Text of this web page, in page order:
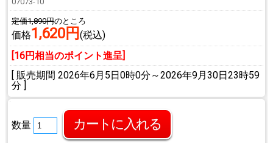
定価1,890円のところ
価格1,620円 (税込)
[16円相当のポイント進呈]
[ 販売期間 2026年6月5日0時0分 ～2026年9月30日23時59
分 ]
数量